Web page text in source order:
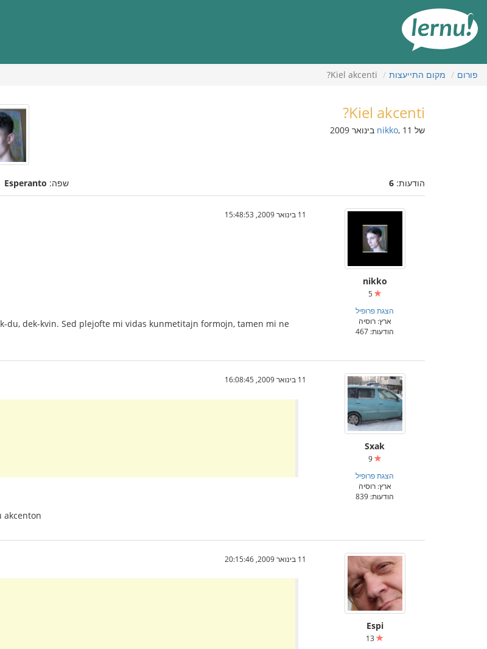
העניינים
פורום מקום התייעצות Kiel akcenti?
Kiel akcenti?
של nikko, 11 בינואר 2009
הודעות: 6 שפה: Esperanto
nikko
5
הצגת פרופיל
ארץ: רוסיה
הודעות: 467
11 בינואר 2009, 15:48:53
du, dek-kvin. Sed plejofte mi vidas kunmetitajn formojn, tamen mi ne
Sxak
9
הצגת פרופיל
ארץ: רוסיה
הודעות: 839
11 בינואר 2009, 16:08:45
akcenton
Espi
11 בינואר 2009, 20:15:46